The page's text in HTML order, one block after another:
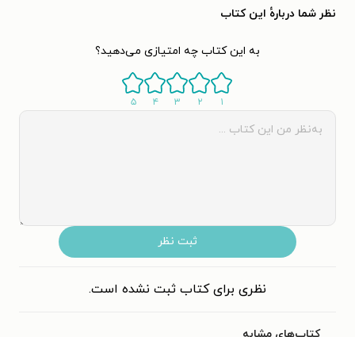
نظر شما دربارهٔ این کتاب
به این کتاب چه امتیازی می‌دهید؟
۱ ۲ ۳ ۴ ۵
ثبت نظر
نظری برای کتاب ثبت نشده است.